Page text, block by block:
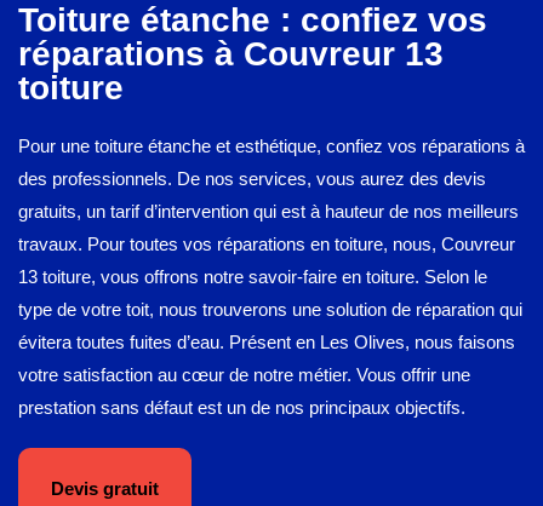
Toiture étanche : confiez vos
réparations à Couvreur 13
toiture
Pour une toiture étanche et esthétique, confiez vos réparations à
des professionnels. De nos services, vous aurez des devis
gratuits, un tarif d’intervention qui est à hauteur de nos meilleurs
travaux. Pour toutes vos réparations en toiture, nous, Couvreur
13 toiture, vous offrons notre savoir-faire en toiture. Selon le
type de votre toit, nous trouverons une solution de réparation qui
évitera toutes fuites d’eau. Présent en Les Olives, nous faisons
votre satisfaction au cœur de notre métier. Vous offrir une
prestation sans défaut est un de nos principaux objectifs.
Devis gratuit